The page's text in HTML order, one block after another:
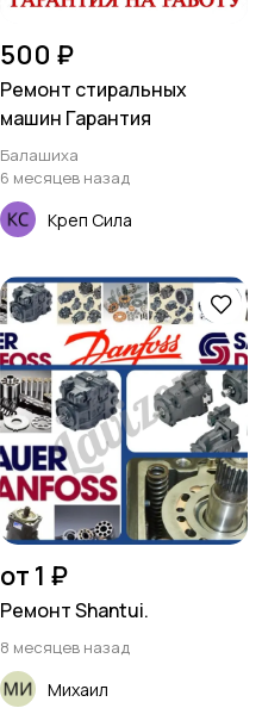
500 ₽
Ремонт стиральных
машин Гарантия
Балашиха
6 месяцев назад
Креп Сила
от 1 ₽
Ремонт Shantui.
8 месяцев назад
Михаил